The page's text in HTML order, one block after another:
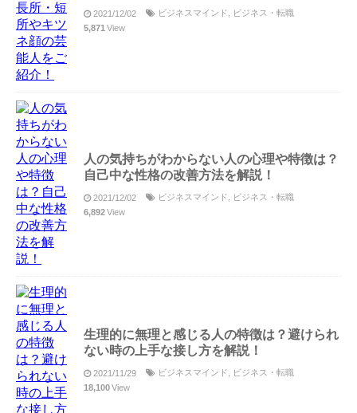
2021/12/02 ビジネスマインド
ビジネス・転職
5,871 View
人の気持ちがわからない人の心理や特徴は？
自己中な性格の改善方法を解説！
2021/12/02 ビジネスマインド
ビジネス・転職
6,892View
生理的に無理と感じる人の特徴は？避けられ
ない時の上手な接し方を解説！
2021/11/29 ビジネスマインド
ビジネス・転職
18,100View